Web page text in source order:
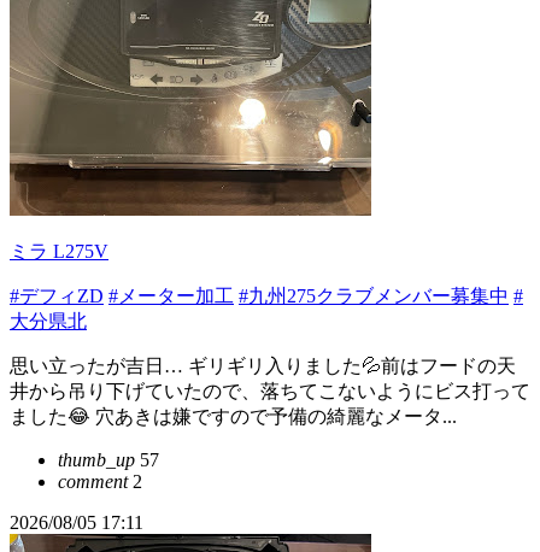
ミラ L275V
#デフィZD #メーター加工 #九州275クラブメンバー募集中 #
大分県北
思い立ったが吉日… ギリギリ入りました💦前はフードの天
井から吊り下げていたので、落ちてこないようにビス打って
ました😂 穴あきは嫌ですので予備の綺麗なメータ...
thumb_up 57
comment2
2026/08/05 17:11